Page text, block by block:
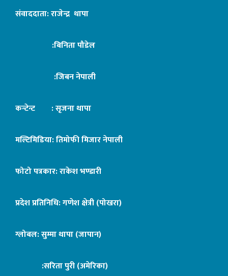
संवाददाता: राजेन्द्र थापा
:बिनिता पौडेल
:जिबन नेपाली
कन्टेन्ट : सृजना थापा
मल्टिमिडिया: तिमोफी मिजार नेपाली
फोटो पत्रकार: राकेश भण्डारी
प्रदेश प्रतिनिधि: गणेश क्षेत्री (पोखरा)
ग्लोबल: सुम्मा थापा (जापान)
:सरिता पुरी (अमेरिका)